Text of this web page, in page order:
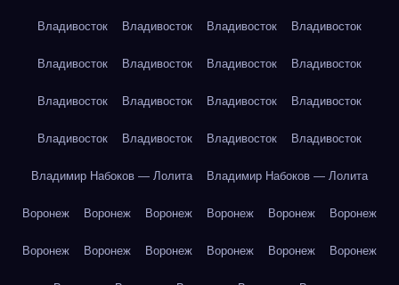
Владивосток Владивосток Владивосток Владивосток
Владивосток Владивосток Владивосток Владивосток
Владивосток Владивосток Владивосток Владивосток
Владивосток Владивосток Владивосток Владивосток
Владимир Набоков — Лолита Владимир Набоков — Лолита
Воронеж Воронеж Воронеж Воронеж Воронеж Воронеж
Воронеж Воронеж Воронеж Воронеж Воронеж Воронеж